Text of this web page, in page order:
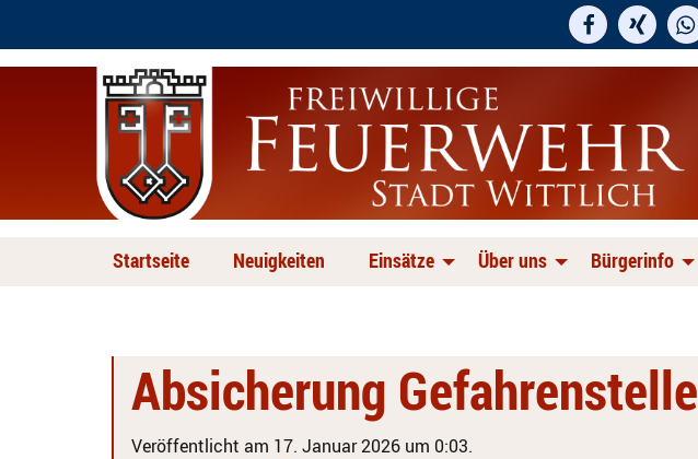
Startseite Neuigkeiten Einsätze Über uns Bürgerinfo
Absicherung Gefahrenstelle
Veröffentlicht am 17. Januar 2026 um 0:03.